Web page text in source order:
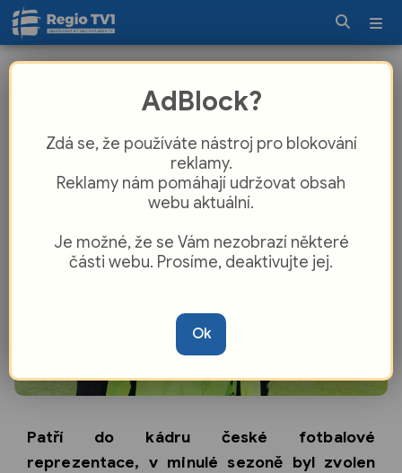
gólmanské jedničky
Patří do kádru české fotbalové
reprezentace, v minulé sezoně byl zvolen
AdBlock?
Zdá se, že používáte nástroj pro blokování
reklamy.
Reklamy nám pomáhají udržovat obsah
webu aktuální.
Je možné, že se Vám nezobrazí některé
části webu. Prosíme, deaktivujte jej.
Ok